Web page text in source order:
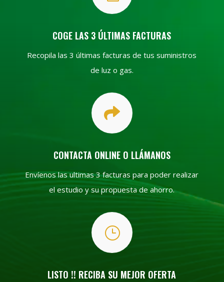
COGE LAS 3 ÚLTIMAS FACTURAS
Recopila las 3 últimas facturas de tus suministros
de luz o gas.

CONTACTA ONLINE O LLÁMANOS
Envíenos las ultimas 3 facturas para poder realizar
el estudio y su propuesta de ahorro.
}
LISTO !! RECIBA SU MEJOR OFERTA